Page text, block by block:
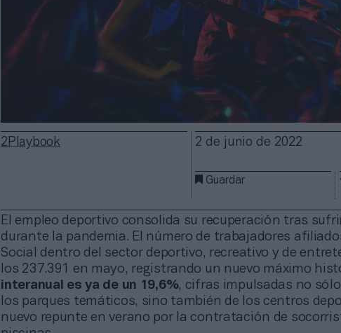
2Playbook 2 de junio de 2022
Guardar
El empleo deportivo consolida su recuperación tras
durante la pandemia. El número de trabajadores
Social dentro del sector deportivo, recreativo y de
los 237.391 en mayo, registrando un nuevo máximo
interanual es ya de un 19,6%, cifras impulsadas no
los parques temáticos, sino también de los centros
nuevo repunte en verano por la contratación de